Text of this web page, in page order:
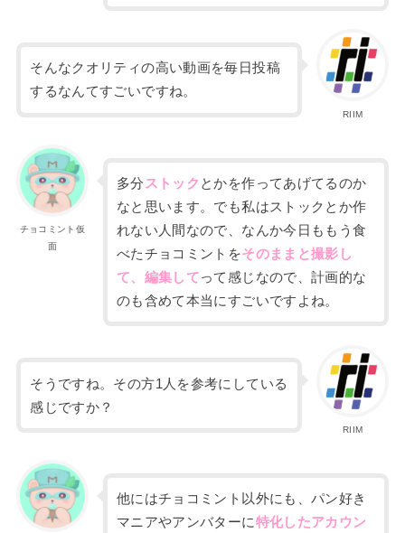
RIIM
そんなクオリティの高い動画を毎日投稿
するなんてすごいですね。
チョコミント仮
面
多分 ストック とかを作ってあげてるのか
なと思います。 でも私はストックとか作
れない人間なので、なんか今日ももう食
べたチョコミントをそのままと撮影 し
て、編集してって感じなので、計画的な
のも含めて本当にすごいですよね。
RIIM
そうですね。その方1人を参考にしている
感じですか？
他にはチョコミント以外にも、パン好き
マニアやアンバターに特化したアカウン